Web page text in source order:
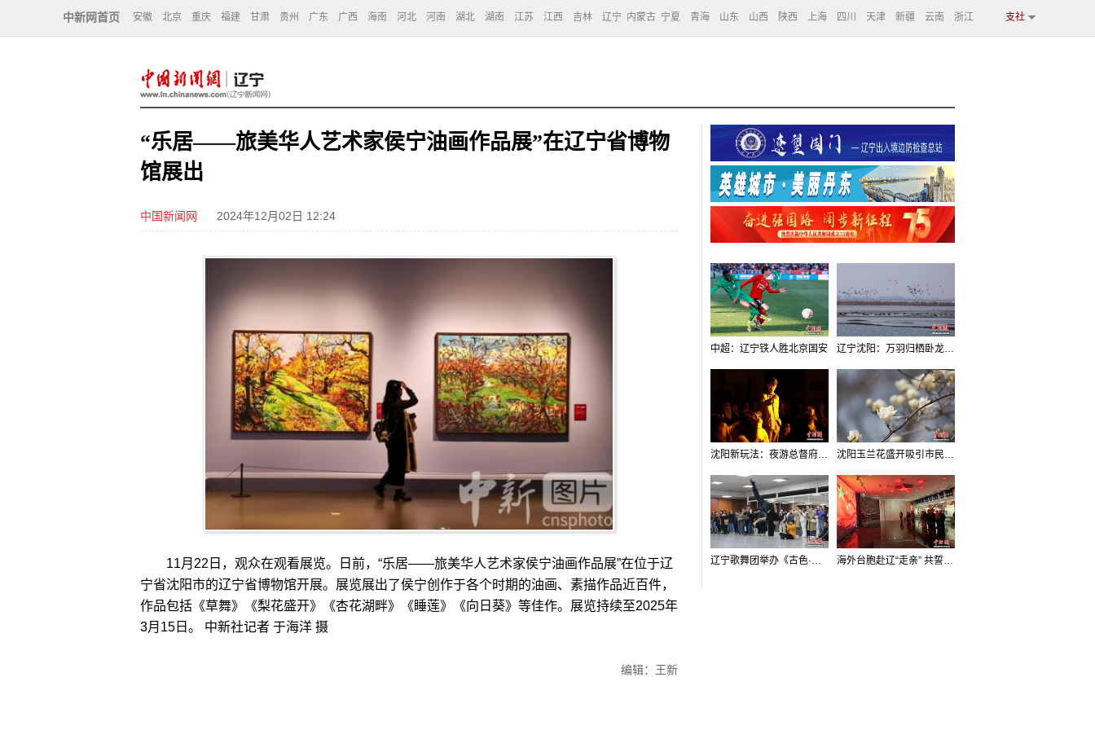
中新网首页 安徽 北京 重庆 福建 甘肃 贵州 广东 广西 海南 河北 河南 湖北 湖南 江苏 江西 吉林 辽宁 内蒙古 宁夏 青海 山东 山西 陕西 上海 四川 天津 新疆 云南 浙江 支社
“乐居——旅美华人艺术家侯宁油画作品展”在辽宁省博物
馆展出
中国新闻网 2024年12月02日 12:24
11月22日，观众在观看展览。日前，“乐居——旅美华人艺术家侯宁油画作品展”在位于辽
宁省沈阳市的辽宁省博物馆开展。展览展出了侯宁创作于各个时期的油画、素描作品近百件，
作品包括《草舞》《梨花盛开》《杏花湖畔》《睡莲》《向日葵》等佳作。展览持续至2025年
3月15日。 中新社记者 于海洋 摄
编辑：王新
中超：辽宁铁人胜北京国安 辽宁沈阳：万羽归栖卧龙湖看群鸟齐飞
沈阳新玩法：夜游总督府，当一回“赴宴者” 沈阳玉兰花盛开吸引市民打卡
辽宁歌舞团举办《古色·国宝辽宁》排练开放日活动 海外台胞赴辽“走亲” 共誓“和平初心”